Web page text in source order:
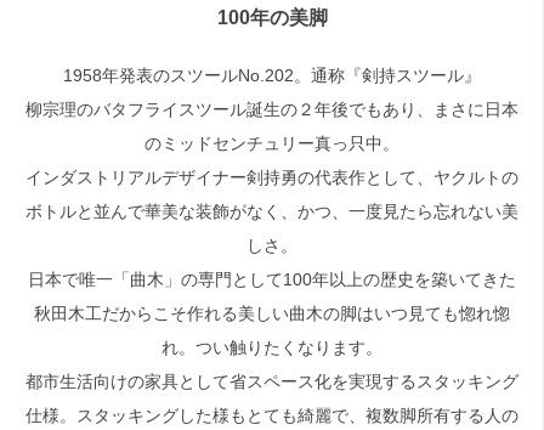
100年の美脚
1958年発表のスツールNo.202。通称『剣持スツール』
柳宗理のバタフライスツール誕生の２年後でもあり、まさに日本
のミッドセンチュリー真っ只中。
インダストリアルデザイナー剣持勇の代表作として、ヤクルトの
ボトルと並んで華美な装飾がなく、かつ、一度見たら忘れない美
しさ。
日本で唯一「曲木」の専門として100年以上の歴史を築いてきた
秋田木工だからこそ作れる美しい曲木の脚はいつ見ても惚れ惚
れ。つい触りたくなります。
都市生活向けの家具として省スペース化を実現するスタッキング
仕様。スタッキングした様もとても綺麗で、複数脚所有する人の